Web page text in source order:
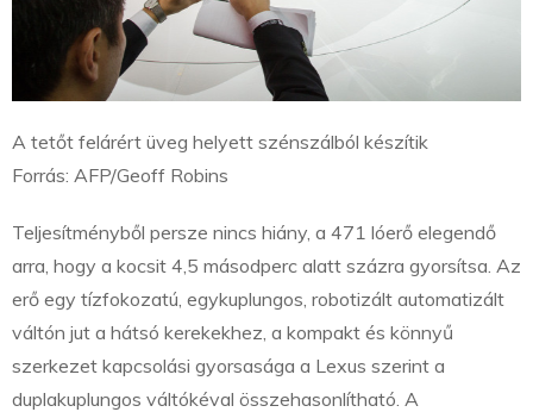
A tetőt felárért üveg helyett szénszálból készítik
Forrás: AFP/Geoff Robins
Teljesítményből persze nincs hiány, a 471 lóerő elegendő
arra, hogy a kocsit 4,5 másodperc alatt százra gyorsítsa. Az
erő egy tízfokozatú, egykuplungos, robotizált automatizált
váltón jut a hátsó kerekekhez, a kompakt és könnyű
szerkezet kapcsolási gyorsasága a Lexus szerint a
duplakuplungos váltókéval összehasonlítható. A